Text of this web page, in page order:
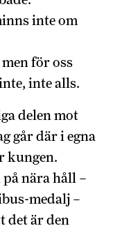
inte om
för oss
inte alls.
delen mot
går där i egna
kungen.
nära håll –
medalj –
det är den